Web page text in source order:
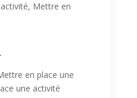
, Mettre en
en place une
une activité